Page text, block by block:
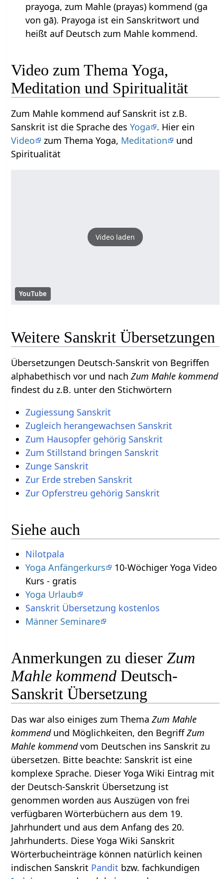
prayoga, zum Mahle (prayas) kommend (ga
von gā). Prayoga ist ein Sanskritwort und
heißt auf Deutsch zum Mahle kommend.
Video zum Thema Yoga,
Meditation und Spiritualität
Zum Mahle kommend auf Sanskrit ist z.B.
Sanskrit ist die Sprache desYoga
. Hier ein
Video
zum Thema Yoga, Meditation
und
Spiritualität
Video laden
YouTube
Weitere Sanskrit Übersetzungen
Übersetzungen Deutsch-Sanskrit von Begriffen
alphabethisch vor und nachZum Mahle kommend
findest du z.B. unter den Stichwörtern
Zugiessung Sanskrit
Zugleich herangewachsen Sanskrit
Zum Hausopfer gehörig Sanskrit
Zum Stillstand bringen Sanskrit
Zunge Sanskrit
Zur Erde streben Sanskrit
Zur Opferstreu gehörig Sanskrit
Siehe auch
Nilotpala
Yoga Anfängerkurs
10-Wöchiger Yoga Video
Kurs - gratis
Yoga Urlaub
Sanskrit Übersetzung kostenlos
Männer Seminare
Anmerkungen zu dieserZum
Mahle kommend Deutsch-
Sanskrit Übersetzung
Das war also einiges zum ThemaZum Mahle
kommend und Möglichkeiten, den BegriffZum
Mahle kommendvom Deutschen ins Sanskrit zu
übersetzen. Bitte beachte: Sanskrit ist eine
komplexe Sprache. Dieser Yoga Wiki Eintrag mit
der Deutsch-Sanskrit Übersetzung ist
genommen worden aus Auszügen von frei
verfügbaren Wörterbüchern aus dem 19.
Jahrhundert und aus dem Anfang des 20.
Jahrhunderts. Diese Yoga Wiki Sanskrit
Wörterbucheinträge können natürlich keinen
indischen Sanskrit Pandit bzw. fachkundigen